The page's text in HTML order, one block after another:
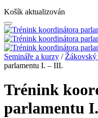
Košík aktualizován
Semináře a kurzy / Žákovský
parlamentu I. – III.
Trénink
parlamentu